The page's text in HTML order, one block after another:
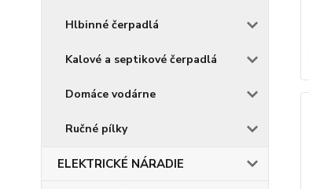
Hlbinné čerpadlá
Kalové a septikové čerpadlá
Domáce vodárne
Ručné pílky
ELEKTRICKÉ NÁRADIE